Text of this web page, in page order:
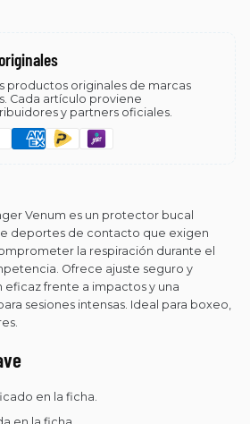
productos originales de marcas
Cada artículo proviene
y partners oficiales.
Venum es un protector bucal
deportes de contacto que exigen
la respiración durante el
Ofrece ajuste seguro y
frente a impactos y una
sesiones intensas. Ideal para boxeo,
en la ficha.